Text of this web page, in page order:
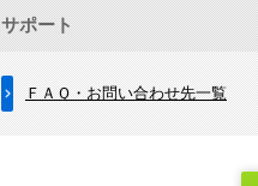
サポート
ＦＡＱ・お問い合わせ先一覧